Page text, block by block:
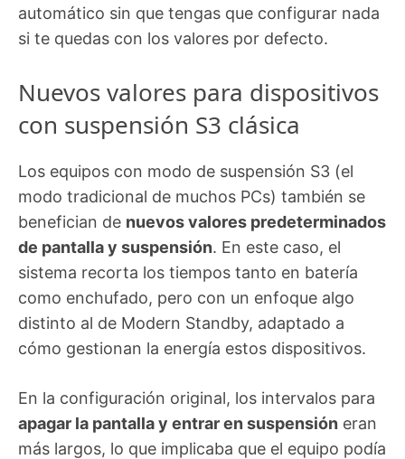
automático sin que tengas que configurar nada
si te quedas con los valores por defecto.
Nuevos valores para dispositivos
con suspensión S3 clásica
Los equipos con modo de suspensión S3 (el
modo tradicional de muchos PCs) también se
benefician de nuevos valores predeterminados
de pantalla y suspensión. En este caso, el
sistema recorta los tiempos tanto en batería
como enchufado, pero con un enfoque algo
distinto al de Modern Standby, adaptado a
cómo gestionan la energía estos dispositivos.
En la configuración original, los intervalos para
apagar la pantalla y entrar en suspensión eran
más largos, lo que implicaba que el equipo podía